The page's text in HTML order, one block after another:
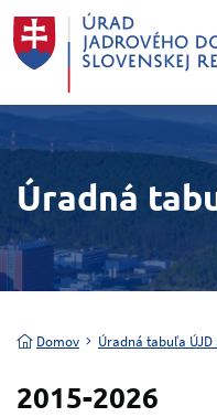
Úradná
Domov Úradná tabuľa ÚJD
2015-2026